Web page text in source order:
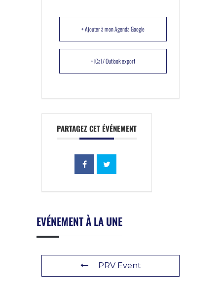
+ Ajouter à mon Agenda Google
+ iCal / Outlook export
PARTAGEZ CET ÉVÉNEMENT
EVÉNEMENT À LA UNE
PRV Event